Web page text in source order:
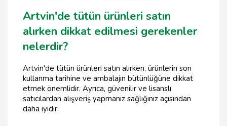
Artvin'de tütün ürünleri satın
alırken dikkat edilmesi gerekenler
nelerdir?
Artvin'de tütün ürünleri satın alırken, ürünlerin son
kullanma tarihine ve ambalajın bütünlüğüne dikkat
etmek önemlidir. Ayrıca, güvenilir ve lisanslı
satıcılardan alışveriş yapmanız sağlığınız açısından
daha iyidir.